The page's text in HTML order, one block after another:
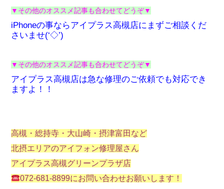
▼その他のオススメ記事も合わせてどうぞ▼
iPhoneの事ならアイプラス高槻店にまずご相談くだ
さいませ(‘◇’)ゞ
▼その他のオススメ記事も合わせてどうぞ▼
アイプラス高槻店は急な修理のご依頼でも対応でき
ますよ！！
高槻・総持寺・大山崎・摂津富田 など
北摂エリアのアイフォン修理屋さん
アイプラス高槻グリーンプラザ店
072-681-8899にお問い合わせお願いします！